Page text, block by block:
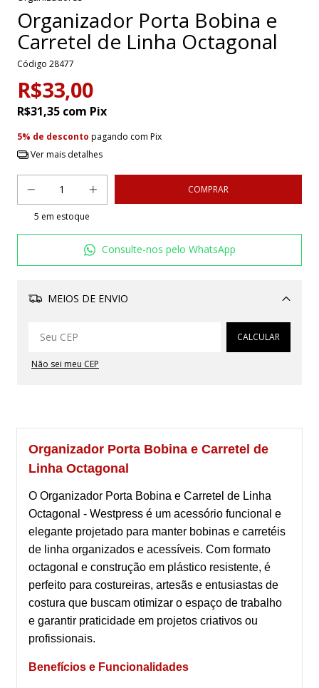
Organizador Porta Bobina e
Carretel de Linha Octagonal
Código 28477
R$33,00
R$31,35 com Pix
5% de desconto pagando com Pix
Ver mais detalhes
5 em estoque
Consulte-nos pelo WhatsApp
MEIOS DE ENVIO
Alterar CEP
CALCULAR
Não sei meu CEP
Organizador Porta Bobina e Carretel de
Linha Octagonal
O Organizador Porta Bobina e Carretel de Linha
Octagonal - Westpress é um acessório funcional e
elegante projetado para manter bobinas e carretéis
de linha organizados e acessíveis. Com formato
octagonal e construção em plástico resistente, é
perfeito para costureiras, artesãs e entusiastas de
costura que buscam otimizar o espaço de trabalho
e garantir praticidade em projetos criativos ou
profissionais.
Benefícios e Funcionalidades